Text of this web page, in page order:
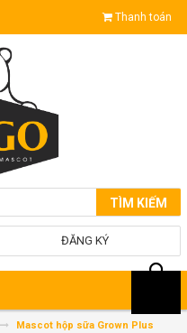
Thanh toán
TÌM KIẾM
ĐĂNG KÝ
Mascot hộp sữa Grown Plus